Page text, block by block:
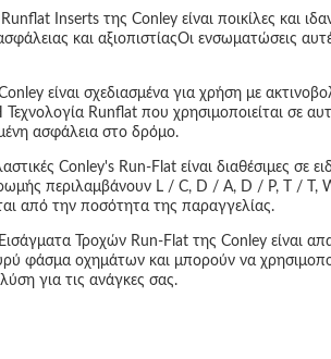
Inserts της Conley είναι ποικίλες και
και αξιοπιστίαςΟι ενσωματώσεις
είναι σχεδιασμένα για χρήση με
Runflat που χρησιμοποιείται σε
ασφάλεια στο δρόμο.
Conley's Run-Flat είναι διαθέσιμες σε
περιλαμβάνουν L / C, D / A, D / P, T / T,
από την ποσότητα της παραγγελίας.
Τροχών Run-Flat της Conley είναι
φάσμα οχημάτων και μπορούν να
για τις ανάγκες σας.